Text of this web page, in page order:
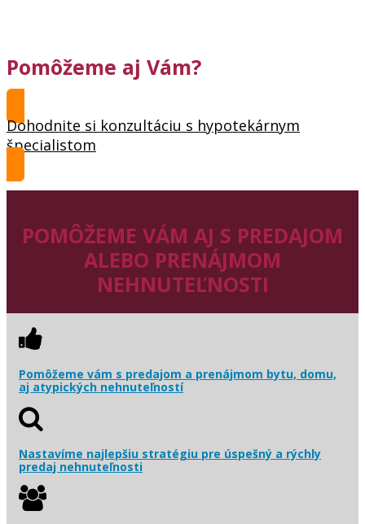
Pomôžeme aj Vám?
Dohodnite si konzultáciu s hypotekárnym
špecialistom
POMÔŽEME VÁM AJ S PREDAJOM
ALEBO PRENÁJMOM
NEHNUTEĽNOSTI
Pomôžeme vám s predajom a prenájmom bytu, domu,
aj atypických nehnuteľností
Nastavíme najlepšiu stratégiu pre úspešný a rýchly
predaj nehnuteľnosti